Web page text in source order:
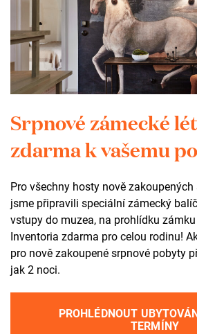
Poptávkový
Poptejte nezávazně skupinový zájezd
zpět.
Fyzická osoba
JMÉNO A PŘÍJMENÍ
Srpnové zámecké
zdarma k vašemu
Pro všechny hosty nově
jsme připravili speciální zámecký
vstupy do muzea, na prohlídku
Inventoria zdarma pro celou rodinu!
pro nově zakoupené srpnové pobyty
jak 2 noci.
PROHLÉDNOUT
TERMÍNY